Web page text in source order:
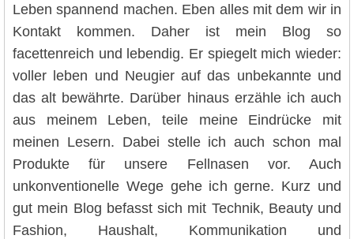
Leben spannend machen. Eben alles mit dem wir in
Kontakt kommen. Daher ist mein Blog so
facettenreich und lebendig. Er spiegelt mich wieder:
voller leben und Neugier auf das unbekannte und
das alt bewährte. Darüber hinaus erzähle ich auch
aus meinem Leben, teile meine Eindrücke mit
meinen Lesern. Dabei stelle ich auch schon mal
Produkte für unsere Fellnasen vor. Auch
unkonventionelle Wege gehe ich gerne. Kurz und
gut mein Blog befasst sich mit Technik, Beauty und
Fashion, Haushalt, Kommunikation und